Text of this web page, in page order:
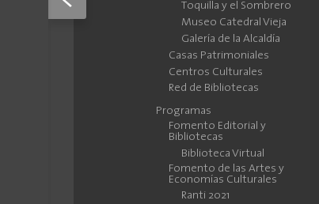
Toquilla y el Sombrero
Museo Catedral Vieja
Galería de la Alcaldía
Casas Patrimoniales
Centros Culturales
Red de Bibliotecas
Programas
Fomento Editorial y
Bibliotecas
Biblioteca Virtual
Fomento de las Artes y
Economías Culturales
Ranti 2021